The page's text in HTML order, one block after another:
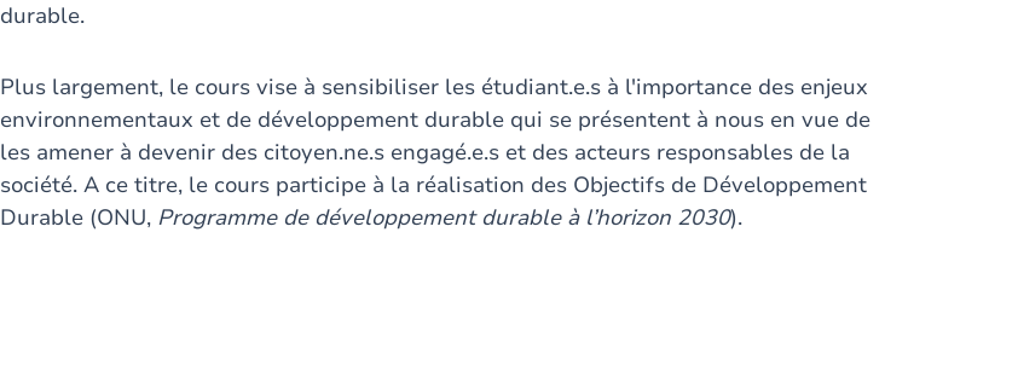
durable.
Plus largement, le cours vise à sensibiliser les étudiant.e.s à l'importance des enjeux
environnementaux et de développement durable qui se présentent à nous en vue de
les amener à devenir des citoyen.ne.s engagé.e.s et des acteurs responsables de la
société. A ce titre, le cours participe à la réalisation des Objectifs de Développement
Durable (ONU, Programme de développement durable à l’horizon 2030).